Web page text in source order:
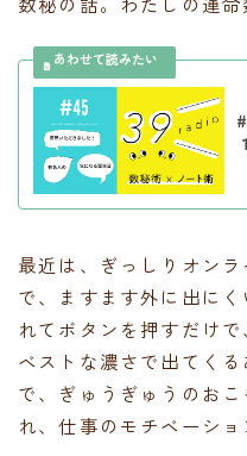
最近は、ぎっしりオン
で、ますます外に出に
れてボタンを押すだけ
ベストな濃さで出てく
で、ぎゅうぎゅうのお
れ、仕事のモチベーシ